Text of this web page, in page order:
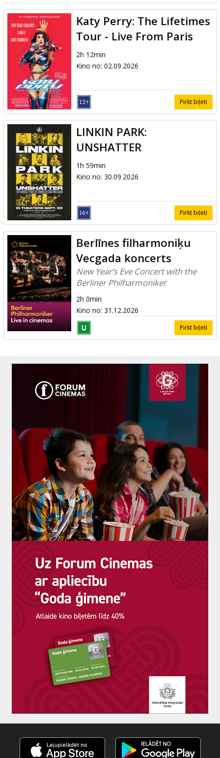
Katy Perry: The Lifetimes
Tour - Live From Paris
2h 12min
Kino no: 02.09.2026
Pirkt biļeti
LINKIN PARK:
UNSHATTER
1h 59min
Kino no: 30.09.2026
Pirkt biļeti
Berlīnes filharmoniķu
Vecgada koncerts
New Year’s Eve Concert with the
Berliner Philharmoniker
2h 0min
Kino no: 31.12.2026
Pirkt biļeti